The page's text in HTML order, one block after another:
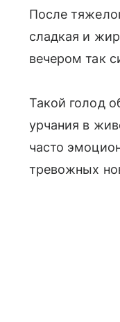
После
сладкая и
вечером так
Такой голод
урчания в
часто
тревожных